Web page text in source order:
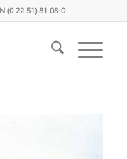
(0 22 51) 81 08-0